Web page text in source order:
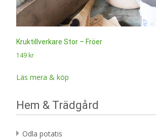
Kruktillverkare Stor – Fröer
149 kr
Läs mera & köp
Hem & Trädgård
Odla potatis